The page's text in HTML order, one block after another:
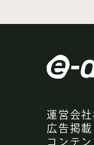
運営会社
広告掲
コンテ